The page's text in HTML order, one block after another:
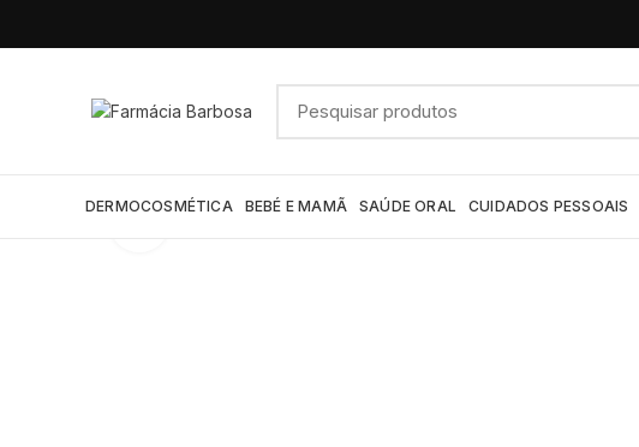
DERMOCOSMÉTICA BEBÉ E MAMÃ SAÚDE ORAL CUIDADOS PESSOAIS